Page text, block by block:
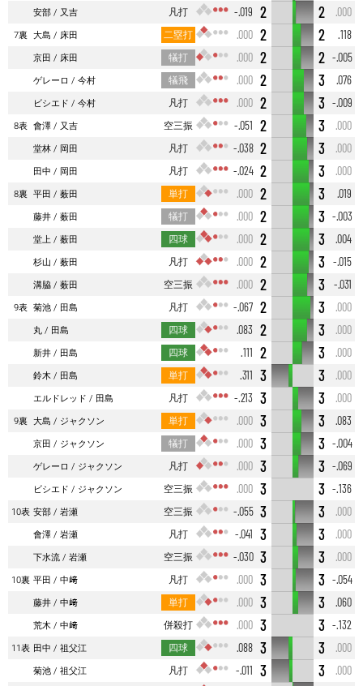
安部
又吉 凡打 -.019 2 2
.000
7裏 大島 床田 二塁打 .000 2 2
.118
京田
床田 犠打 .000 2 2 -.005
ゲレーロ
今村 犠飛 .000 2 3
.076
ビシエド
今村 凡打 .000 2 3 -.009
8表 會澤 又吉 空三振 -.051 2 3
.000
堂林
岡田 凡打 -.038 2 3
.000
田中
岡田 凡打 -.024 2 3
.000
8裏 平田 薮田 単打 .000 2 3
.019
藤井
薮田 犠打 .000 2 3 -.003
堂上
薮田 四球 .000 2 3
.004
杉山
薮田 凡打 .000 2 3
-.015
溝脇
薮田 空三振 .000 2 3
-.031
9表 菊池 田島 凡打 -.067 2 3
.000
丸
田島 四球 .083 2 3
.000
新井
田島 四球 .111 2 3
.000
鈴木
田島 単打 .311 3 3
.000
エルドレッド
田島 凡打 -.213 3 3
.000
9裏 大島 ジャクソン 単打 .000 3 3
.083
京田
ジャクソン 犠打 .000 3 3 -.004
ゲレーロ
ジャクソン 凡打 .000 3 3 -.069
ビシエド
ジャクソン 空三振 .000 3 3 -.136
10表 安部 岩瀬 空三振 -.055 3 3
.000
會澤
岩瀬 凡打 -.041 3 3
.000
下水流
岩瀬 空三振 -.030 3 3
.000
10裏 平田 中﨑 凡打 .000 3 3 -.054
藤井
中﨑 単打 .000 3 3
.060
荒木
中﨑 併殺打 .000 3 3 -.132
11表 田中 祖父江 四球 .088 3 3
.000
菊池
祖父江 凡打 -.011 3 3
.000